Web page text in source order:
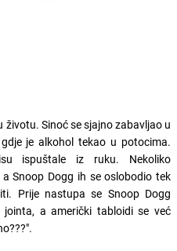
životu. Sinoć se sjajno zabavljao u
je alkohol tekao u potocima.
ispuštale iz ruku. Nekoliko
Snoop Dogg ih se oslobodio tek
Prije nastupa se Snoop Dogg
jointa, a američki tabloidi se već